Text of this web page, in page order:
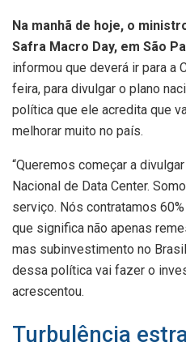
Na manhã de hoje, o
Safra Macro Day, em São
informou que deverá ir para a
feira, para divulgar o plano
política que ele acredita que
melhorar muito no país.
“Queremos começar a
Nacional de Data Center.
serviço. Nós contratamos
que significa não apenas
mas subinvestimento no
dessa política vai fazer o
acrescentou.
Turbulência